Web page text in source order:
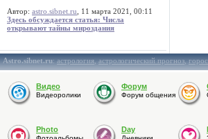
Автор: astro.sibnet.ru , 11 марта 2021, 00:11
Здесь обсуждается статья: Числа
открывают тайны мироздания
Astro.sibnet.ru:астрология,астрологический прогноз,
Видео
Видеоролики
Форум
Форум общения
Photo Day